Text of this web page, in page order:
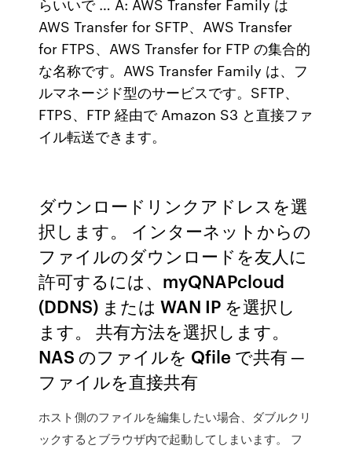
AWS Transfer for SFTP、AWS Transfer
for FTPS、AWS Transfer for FTP の集合的
な名称です。AWS Transfer Family は、フ
ルマネージド型のサービスです。SFTP、
FTPS、FTP 経由で Amazon S3 と直接ファ
イル転送できます。
ダウンロードリンクアドレスを選
択します。 インターネットからの
ファイルのダウンロードを友人に
許可するには、myQNAPcloud
(DDNS) または WAN IP を選択し
ます。 共有方法を選択します。
NAS のファイルを Qfile で共有 ─
ファイルを直接共有
ホスト側のファイルを編集したい場合、ダブルクリ
ックするとブラウザ内で起動してしまいます。 フ